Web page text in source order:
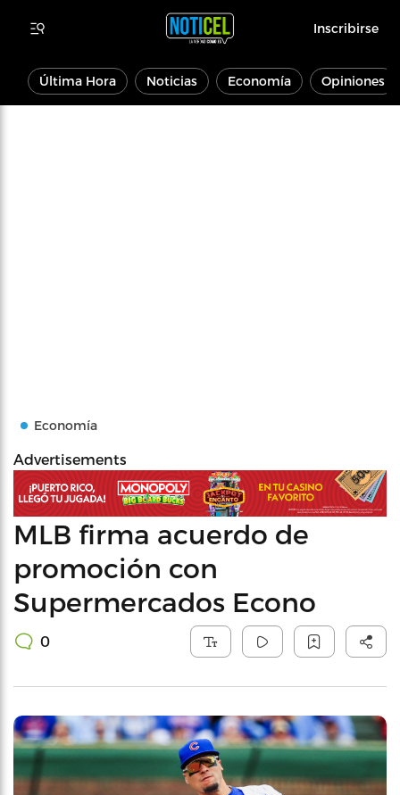
Inscribirse
Última Hora Noticias Economía Opiniones
Economía
Advertisements
MLB firma acuerdo de
promoción con
Supermercados Econo
0